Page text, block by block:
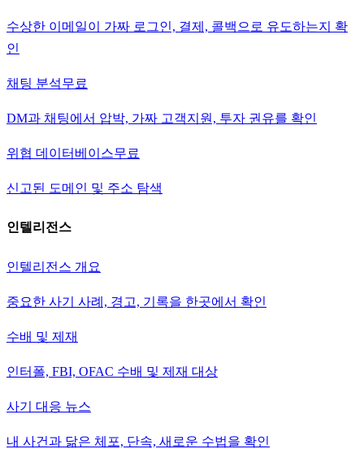
수상한 이메일이 가짜 로그인, 결제, 콜백으로 유도하는지 확
인
채팅 분석무료
DM과 채팅에서 압박, 가짜 고객지원, 투자 권유를 확인
위협 데이터베이스무료
신고된 도메인 및 주소 탐색
인텔리전스
인텔리전스 개요
중요한 사기 사례, 경고, 기록을 한곳에서 확인
수배 및 제재
인터폴, FBI, OFAC 수배 및 제재 대상
사기 대응 뉴스
내 사건과 닮은 체포, 단속, 새로운 수법을 확인